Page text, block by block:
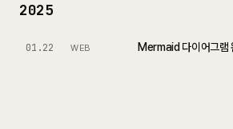
2025
01.22 WEB